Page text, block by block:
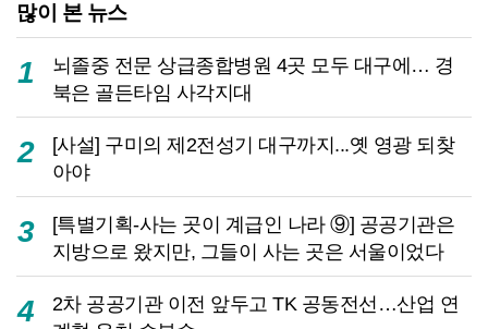
많이 본 뉴스
1
뇌졸중 전문 상급종합병원 4곳 모두 대구에… 경
북은 골든타임 사각지대
2
[사설] 구미의 제2전성기 대구까지...옛 영광 되찾
아야
3
[특별기획-사는 곳이 계급인 나라 ⑨] 공공기관은
지방으로 왔지만, 그들이 사는 곳은 서울이었다
4
2차 공공기관 이전 앞두고 TK 공동전선…산업 연